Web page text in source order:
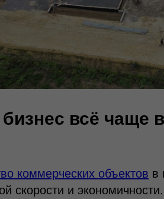
всё чаще
коммерческих объектов в
скорости и